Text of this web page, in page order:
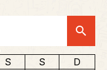
search
S S
D